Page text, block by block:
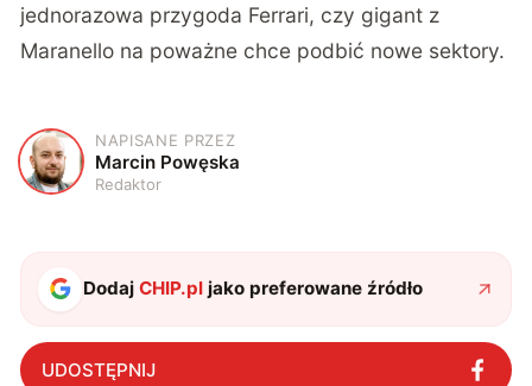
jednorazowa przygoda Ferrari, czy gigant z
Maranello na poważne chce podbić nowe sektory.
M
NAPISANE PRZEZ
Marcin Powęska
Redaktor
DodajCHIP.pl jako preferowane źródło
UDOSTĘPNIJ